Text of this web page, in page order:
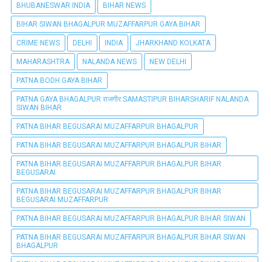
BHUBANESWAR INDIA BIHAR NEWS
BIHAR SIWAN BHAGALPUR MUZAFFARPUR GAYA BIHAR
CRIME NEWS DELHI INDIA JHARKHAND KOLKATA
MAHARASHTRA NALANDA NEWS NEW DELHI
PATNA BODH GAYA BIHAR
PATNA GAYA BHAGALPUR राजगीर SAMASTIPUR BIHARSHARIF NALANDA
SIWAN BIHAR
PATNA BIHAR BEGUSARAI MUZAFFARPUR BHAGALPUR
PATNA BIHAR BEGUSARAI MUZAFFARPUR BHAGALPUR BIHAR
PATNA BIHAR BEGUSARAI MUZAFFARPUR BHAGALPUR BIHAR
BEGUSARAI
PATNA BIHAR BEGUSARAI MUZAFFARPUR BHAGALPUR BIHAR
BEGUSARAI MUZAFFARPUR
PATNA BIHAR BEGUSARAI MUZAFFARPUR BHAGALPUR BIHAR SIWAN
PATNA BIHAR BEGUSARAI MUZAFFARPUR BHAGALPUR BIHAR SIWAN
BHAGALPUR